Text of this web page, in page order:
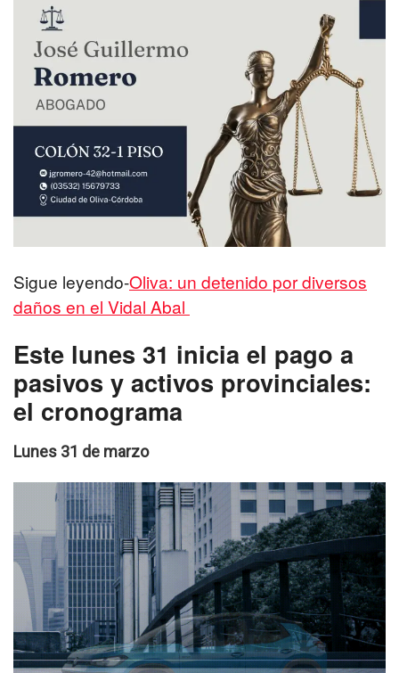
Sigue leyendo-Oliva: un detenido por diversos
daños en el Vidal Abal
Este lunes 31 inicia el pago a
pasivos y activos provinciales:
el cronograma
Lunes 31 de marzo